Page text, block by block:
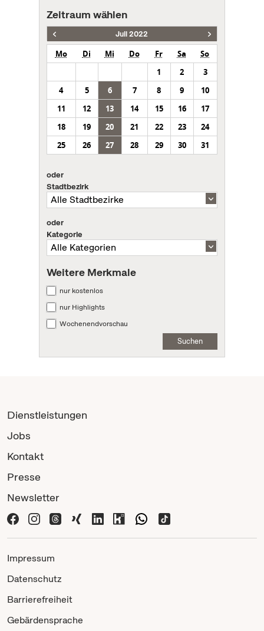
Zeitraum wählen
Juli 2022
Mo Di Mi Do Fr Sa
So
1
2
3
4
5 6 7 8 9
10
11
12 13 14 15 16
17
18
19 20 21 22 23
24
25
26 27 28 29 30 31
oder
Stadtbezirk
oder
Kategorie
Weitere Merkmale
nur kostenlos
nur Highlights
Wochenendvorschau
Suchen
Dienstleistungen
Jobs
Kontakt
Presse
Newsletter
Impressum
Datenschutz
Barrierefreiheit
Gebärdensprache